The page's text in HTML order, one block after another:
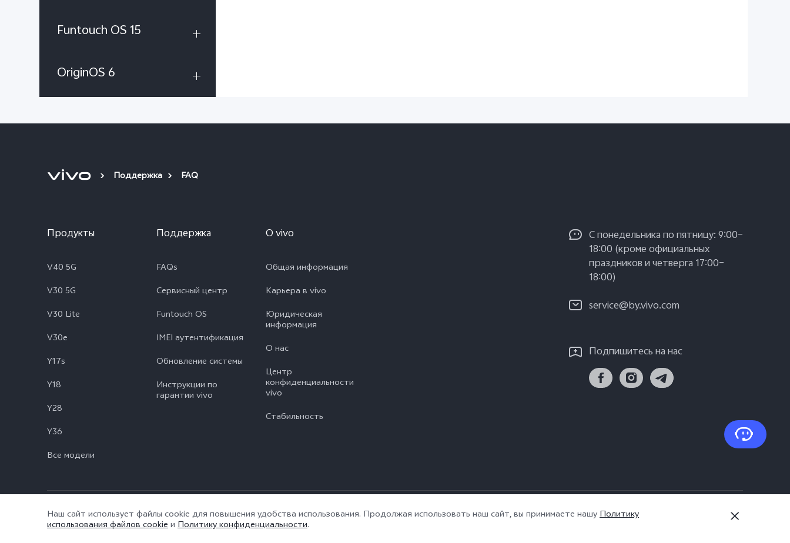
Funtouch OS 15
OriginOS 6
Поддержка FAQ
Продукты
V40 5G
V30 5G
V30 Lite
V30e
Y17s
Y18
Y28
Y36
Все модели
Поддержка
FAQs
Сервисный центр
Funtouch OS
IMEI аутентификация
Обновление системы
Инструкции по
гарантии vivo
O vivo
Общая информация
Карьера в vivo
Юридическая
информация
О нас
Центр
конфиденциальности
vivo
Стабильность
С понедельника по пятницу: 9:00–
18:00 (кроме официальных
праздников и четверга 17:00–
18:00)
service@by.vivo.com
Подпишитесь на нас
© vivo Mobile Communication Co., Ltd., 2026. Все права защищены. | Политика конфиденциальности | Политика vivo в отношении файлов cookie |
Поддержки конфиденциальности
Беларусь | Выберите страну/
Наш сайт использует файлы cookie для повышения удобства использования. Продолжая использовать наш сайт, вы принимаете нашуПолитику
использования файлов cookieи Политику конфиденциальности.